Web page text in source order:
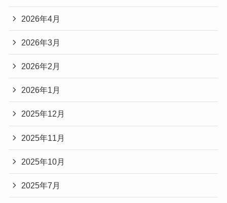
2026年4月
2026年3月
2026年2月
2026年1月
2025年12月
2025年11月
2025年10月
2025年7月